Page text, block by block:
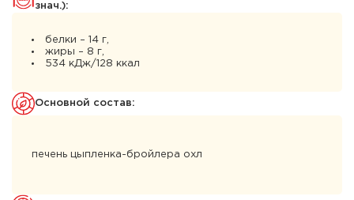
знач.):
белки – 14 г,
жиры – 8 г,
534 кДж/128 ккал
Основной состав:
печень цыпленка-бройлера охл